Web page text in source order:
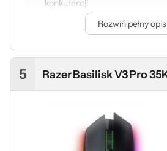
konkurencji
Model sprawdzi się w każdym typie
bezprzewodowe połączenie
baterię, która starczy na
konkurencyjnych myszek w tym
Rozwiń pełny opis
5 Razer Basilisk V3 Pro